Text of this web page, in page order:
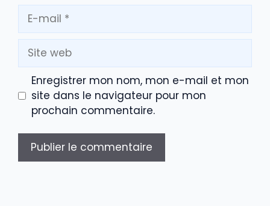
mail
Site
web
Enregistrer mon nom, mon e-mail et mon
site dans le navigateur pour mon
prochain commentaire.